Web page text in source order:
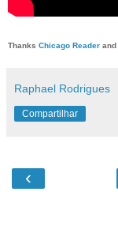
Thanks Chicago Reader and
Raphael Rodrigues
Compartilhar
‹